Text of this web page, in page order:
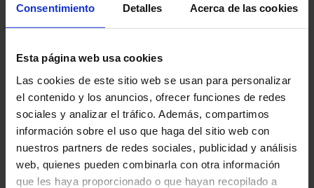
Consentimiento Detalles Acerca de las cookies
Esta página web usa cookies
Las cookies de este sitio web se usan para personalizar
el contenido y los anuncios, ofrecer funciones de redes
sociales y analizar el tráfico. Además, compartimos
información sobre el uso que haga del sitio web con
nuestros partners de redes sociales, publicidad y análisis
web, quienes pueden combinarla con otra información
que les haya proporcionado o que hayan recopilado a
Cirugía:es el tratamiento más común para los
circundante, lo que ayuda a asegurar que se elimina
Radioterapia:
este tratamiento utiliza rayos de alta
energía para destruir las células cancerosas. Puede
utilizarse como tratamiento único o en combinación
con otros tratamientos, en función de la etapa y
características del cáncer.